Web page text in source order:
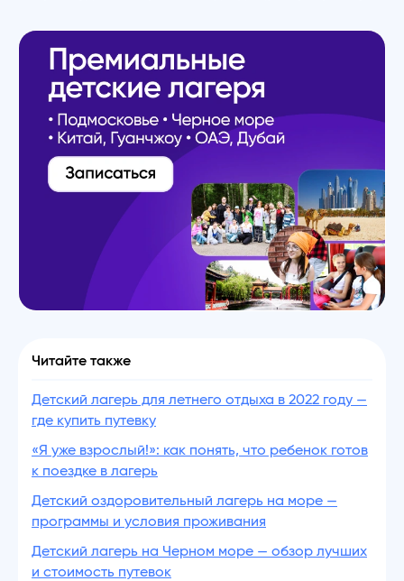
Читайте также
Детский лагерь для летнего отдыха в 2022 году —
где купить путевку
«Я уже взрослый!»: как понять, что ребенок готов
к поездке в лагерь
Детский оздоровительный лагерь на море —
программы и условия проживания
Детский лагерь на Черном море — обзор лучших
и стоимость путевок